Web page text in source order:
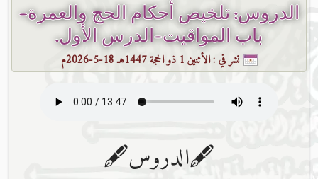
الدروس: تلخيص أحكام الحج والعمرة-
باب المواقيت-الدرس الأول.
نشر في :الأثنين 1 ذو الحجة 1447هـ 18-5-2026م
🖋الدروس🖋